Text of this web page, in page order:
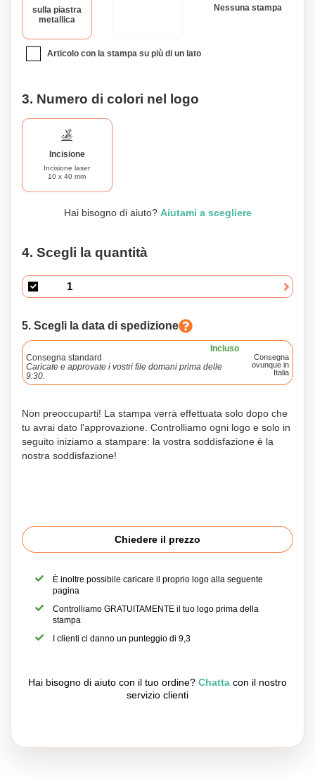
qualsiasi professionista. Rafforza il tuo branding personale
personalizzabile e funzionale. Ordina il tuo oggi e metti in
mostra il tuo stile unico con sicurezza.
sulla piastra
metallica
Nessuna stampa
Articolo con la stampa su più di un lato
3. Numero di colori nel logo
Incisione
Incisione laser
10 x 40 mm
Hai bisogno di aiuto? Aiutami a scegliere
4. Scegli la quantità
5. Scegli la data di spedizione
Incluso
Consegna standard
Caricate e approvate i vostri file domani prima delle
9:30.
Consegna
ovunque in
Italia
Non preoccuparti! La stampa verrà effettuata solo dopo che
tu avrai dato l'approvazione. Controlliamo ogni logo e solo in
seguito iniziamo a stampare: la vostra soddisfazione è la
nostra soddisfazione!
Chiedere il prezzo
È inoltre possibile caricare il proprio logo alla seguente
pagina
Controlliamo GRATUITAMENTE il tuo logo prima della
stampa
I clienti ci danno un punteggio di 9,3
Hai bisogno di aiuto con il tuo ordine? Chatta con il nostro
servizio clienti